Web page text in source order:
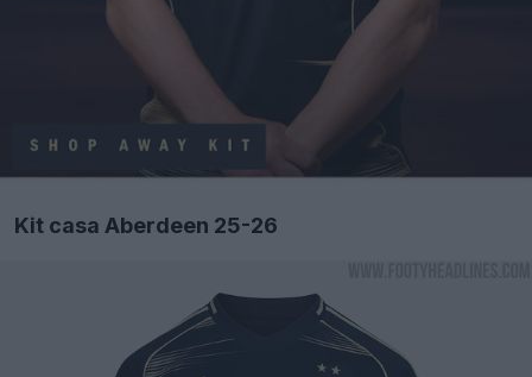
Kit casa Aberdeen 25-26